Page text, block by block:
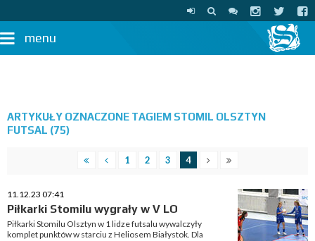
menu
ARTYKUŁY OZNACZONE TAGIEM STOMIL OLSZTYN
FUTSAL (75)
1 2 3 4
11.12.23 07:41
Piłkarki Stomilu wygrały w V LO
Piłkarki Stomilu Olsztyn w 1 lidze futsalu wywalczyły
komplet punktów w starciu z Heliosem Białystok. Dla